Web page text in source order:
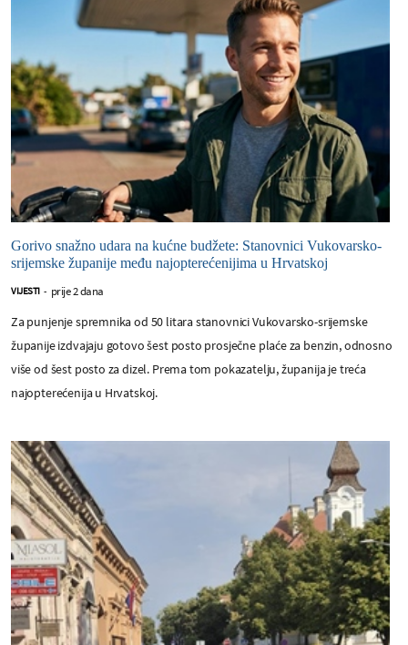
Gorivo snažno udara na kućne budžete: Stanovnici Vukovarsko-
srijemske županije među najopterećenijima u Hrvatskoj
VIJESTI - prije 2 dana
Za punjenje spremnika od 50 litara stanovnici Vukovarsko-srijemske
županije izdvajaju gotovo šest posto prosječne plaće za benzin, odnosno
više od šest posto za dizel. Prema tom pokazatelju, županija je treća
najopterećenija u Hrvatskoj.